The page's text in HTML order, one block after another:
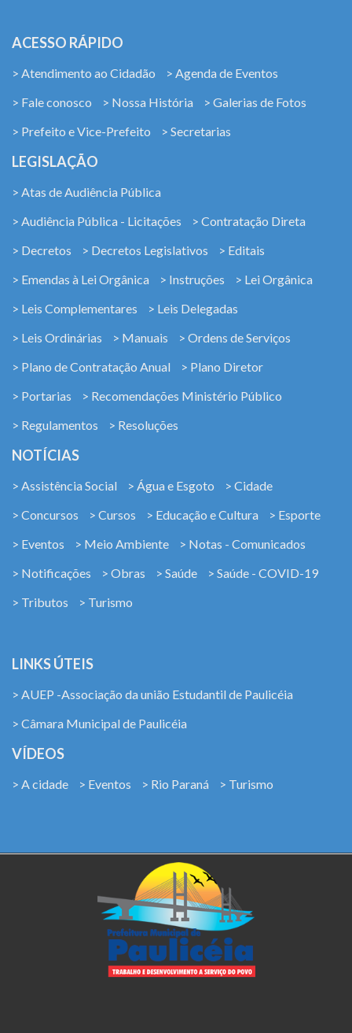
ACESSO RÁPIDO
> Atendimento ao Cidadão
> Agenda de Eventos
> Fale conosco
> Nossa História
> Galerias de Fotos
> Prefeito e Vice-Prefeito
> Secretarias
LEGISLAÇÃO
> Atas de Audiência Pública
> Audiência Pública - Licitações
> Contratação Direta
> Decretos
> Decretos Legislativos
> Editais
> Emendas à Lei Orgânica
> Instruções
> Lei Orgânica
> Leis Complementares
> Leis Delegadas
> Leis Ordinárias
> Manuais
> Ordens de Serviços
> Plano de Contratação Anual
> Plano Diretor
> Portarias
> Recomendações Ministério Público
> Regulamentos
> Resoluções
NOTÍCIAS
> Assistência Social > Água e Esgoto
> Cidade
> Concursos
> Cursos > Educação e Cultura
> Esporte
> Eventos
> Meio Ambiente
> Notas - Comunicados
> Notificações
> Obras > Saúde
> Saúde - COVID-19
> Tributos
> Turismo
LINKS ÚTEIS
> AUEP -Associação da união Estudantil de Paulicéia
> Câmara Municipal de Paulicéia
VÍDEOS
> A cidade > Eventos > Rio Paraná > Turismo